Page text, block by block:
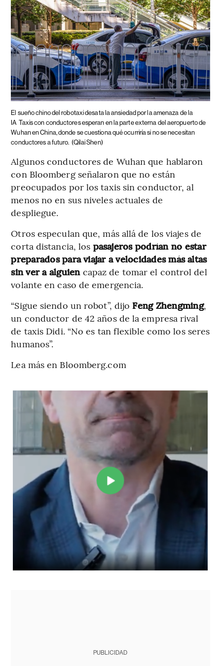
El sueño chino del robotaxi desata la ansiedad por la amenaza de la
IA Taxis con conductores esperan en la parte externa del aeropuerto de
Wuhan en China, donde se cuestiona qué ocurriría si no se necesitan
conductores a futuro. (Qilai Shen)
Algunos conductores de Wuhan que hablaron
con Bloomberg señalaron que no están
preocupados por los taxis sin conductor, al
menos no en sus niveles actuales de
despliegue.
Otros especulan que, más allá de los viajes de
corta distancia, los pasajeros podrían no estar
preparados para viajar a velocidades más altas
sin ver a alguien capaz de tomar el control del
volante en caso de emergencia.
“Sigue siendo un robot”, dijo Feng Zhengming,
un conductor de 42 años de la empresa rival
de taxis Didi. “No es tan flexible como los seres
humanos”.
Lea más en Bloomberg.com
PUBLICIDAD